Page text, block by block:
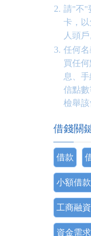
請"不"
卡，
人頭戶
任何
買任
息、
信點
檢舉該
借錢關
借款
小額借款
工商融資
資金需求